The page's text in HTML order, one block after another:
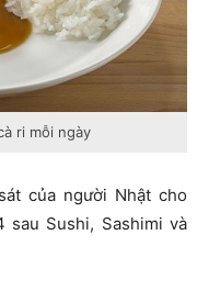
ri mỗi ngày
của người Nhật cho
Sushi, Sashimi và